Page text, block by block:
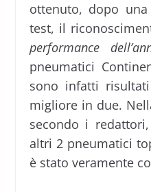
ottenuto, dopo
test, il
performance
pneumatici
sono infatti
migliore in due.
secondo i
altri 2 pneumatici
è stato veramente